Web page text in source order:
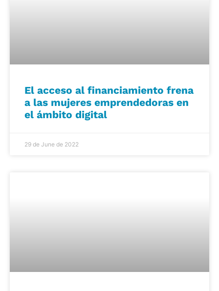
El acceso al financiamiento frena
a las mujeres emprendedoras en
el ámbito digital
29 de June de 2022